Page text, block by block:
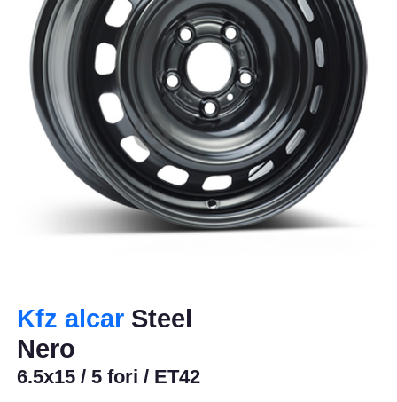
Kfz alcar Steel
Nero
6.5x15 / 5 fori / ET42